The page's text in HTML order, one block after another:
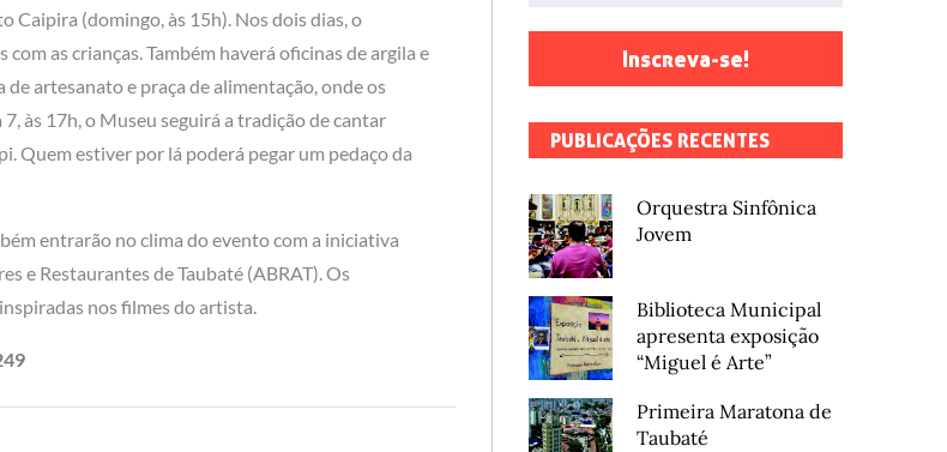
Caipira (domingo, às 15h). Nos dois dias, o
as crianças. Também haverá oficinas de argila e
artesanato e praça de alimentação, onde os
às 17h, o Museu seguirá a tradição de cantar
Quem estiver por lá poderá pegar um pedaço da
entrarão no clima do evento com a iniciativa
e Restaurantes de Taubaté (ABRAT). Os
nos filmes do artista.
Inscreva-se!
PUBLICAÇÕES RECENTES
Orquestra Sinfônica
Jovem
Biblioteca Municipal
apresenta exposição
“Miguel é Arte”
Primeira Maratona de
Taubaté